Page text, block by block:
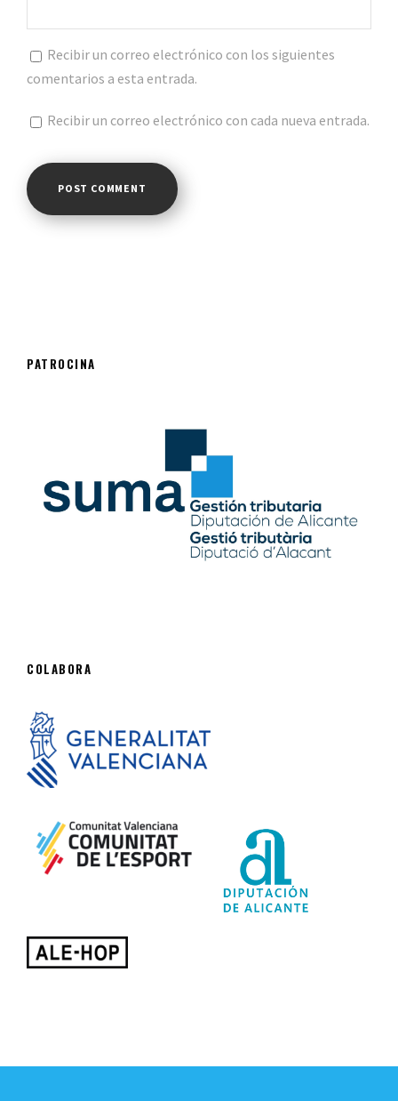
Recibir un correo electrónico con los siguientes
comentarios a esta entrada.
Recibir un correo electrónico con cada nueva entrada.
PATROCINA
COLABORA